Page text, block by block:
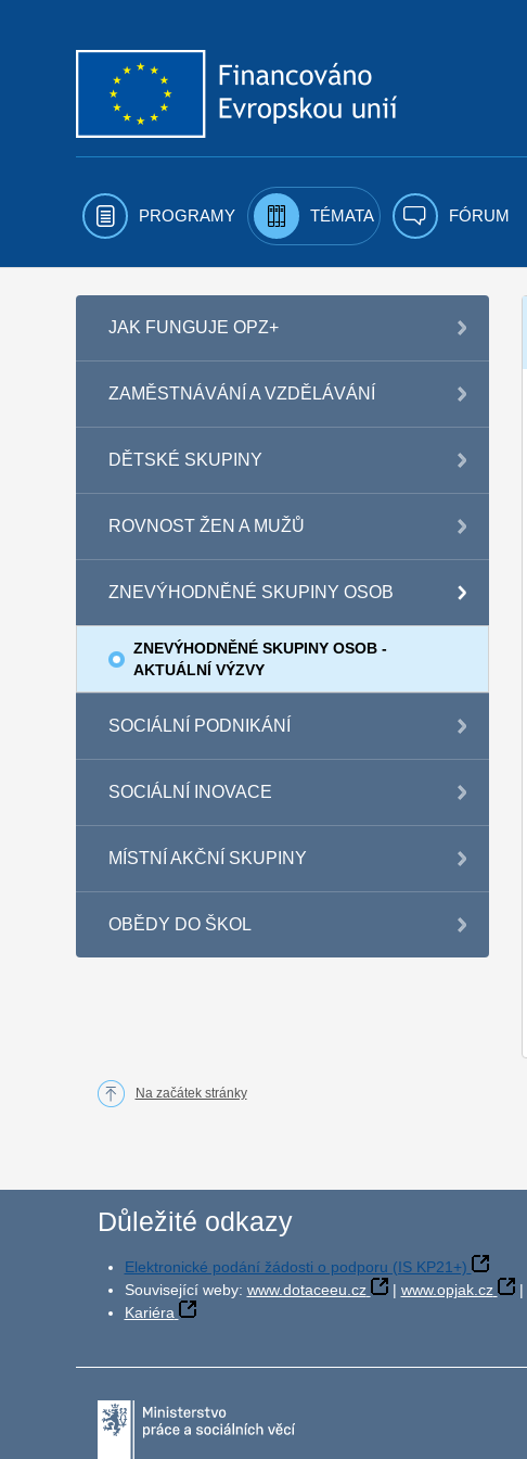
PROGRAMY TÉMATA FÓRUM
JAK FUNGUJE OPZ+
ZAMĚSTNÁVÁNÍ A VZDĚLÁVÁNÍ
DĚTSKÉ SKUPINY
ROVNOST ŽEN A MUŽŮ
ZNEVÝHODNĚNÉ SKUPINY OSOB
ZNEVÝHODNĚNÉ SKUPINY OSOB -
AKTUÁLNÍ VÝZVY
SOCIÁLNÍ PODNIKÁNÍ
SOCIÁLNÍ INOVACE
MÍSTNÍ AKČNÍ SKUPINY
OBĚDY DO ŠKOL
Na začátek stránky
Důležité odkazy
Elektronické podání žádosti o podporu (IS KP21+)
Související weby: www.dotaceeu.cz | www.opjak.cz |
Kariéra